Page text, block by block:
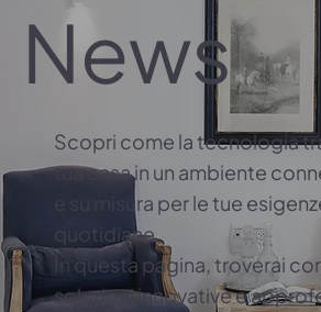
News
Scopri come la tecnologia
tua casa in un ambiente
e su misura per le tue
quotidiane.
In questa pagina, troverai
soluzioni innovative e